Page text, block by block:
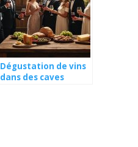
Dégustation de vins
dans des caves